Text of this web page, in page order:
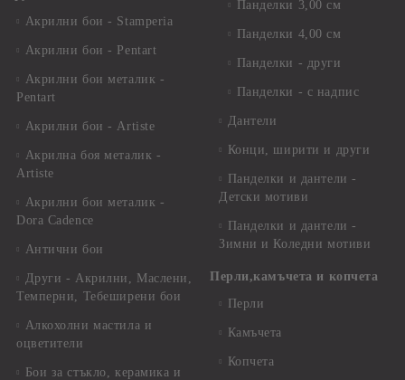
Акрилни бои - Stamperia
Акрилни бои - Pentart
Акрилни бои металик -
Pentart
Акрилни бои - Artiste
Акрилна боя металик -
Artiste
Акрилни бои металик -
Dora Cadence
Антични бои
Други - Акрилни, Маслени,
Темперни, Тебеширени бои
Алкохолни мастила и
оцветители
Бои за стъкло, керамика и
Панделки 3,00 см
Панделки 4,00 см
Панделки - други
Панделки - с надпис
Дантели
Конци, ширити и други
Панделки и дантели -
Детски мотиви
Панделки и дантели -
Зимни и Коледни мотиви
Перли,камъчета и копчета
Перли
Камъчета
Копчета